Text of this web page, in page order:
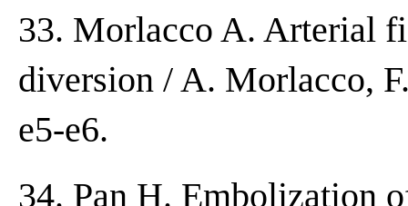
33. Morlacco A. Arterial
diversion / A. Morlacco,
e5-e6.
34. Pan H. Embolization